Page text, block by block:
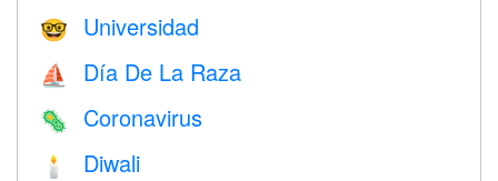
🤓 Universidad
⛵️ Día De La Raza
🦠 Coronavirus
🕯 Diwali